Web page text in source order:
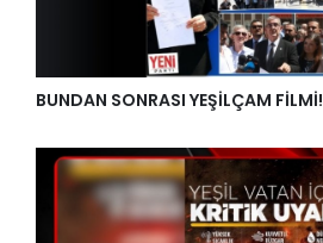
BUNDAN SONRASI YEŞİLÇAM FİLMİ!